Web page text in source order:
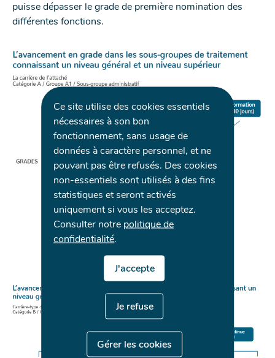
Ce site utilise des cookies essentiels
nécessaires à son bon
fonctionnement, sans usage de
données à caractère personnel, et ne
pouvant pas être refusés. Des cookies
non-essentiels sont utilisés à des fins
statistiques et seront activés
uniquement si vous les acceptez.
Consulter notre politique de
confidentialité.
J'accepte
Je refuse
Gérer les cookies
puisse dépasser le grade de première nomination des
différentes fonctions.